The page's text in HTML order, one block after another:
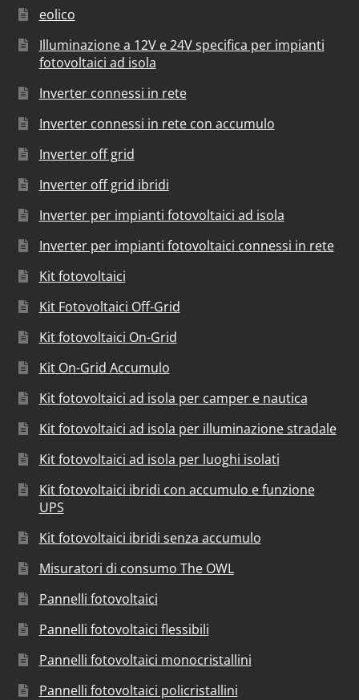
eolico
Illuminazione a 12V e 24V specifica per impianti
fotovoltaici ad isola
Inverter connessi in rete
Inverter connessi in rete con accumulo
Inverter off grid
Inverter off grid ibridi
Inverter per impianti fotovoltaici ad isola
Inverter per impianti fotovoltaici connessi in rete
Kit fotovoltaici
Kit Fotovoltaici Off-Grid
Kit fotovoltaici On-Grid
Kit On-Grid Accumulo
Kit fotovoltaici ad isola per camper e nautica
Kit fotovoltaici ad isola per illuminazione stradale
Kit fotovoltaici ad isola per luoghi isolati
Kit fotovoltaici ibridi con accumulo e funzione
UPS
Kit fotovoltaici ibridi senza accumulo
Misuratori di consumo The OWL
Pannelli fotovoltaici
Pannelli fotovoltaici flessibili
Pannelli fotovoltaici monocristallini
Pannelli fotovoltaici policristallini